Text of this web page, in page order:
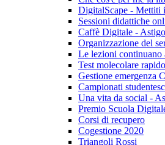
DigitalScape - Mettiti
Sessioni didattiche
Caffè Digitale -
Organizzazione del
Le lezioni continuano
Test molecolare
Gestione emergenza
Campionati
Una vita da social -
Premio Scuola
Corsi di recupero
Cogestione 2020
Triangoli Rossi